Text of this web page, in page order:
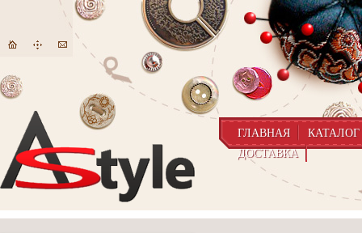
ГЛАВНАЯ
КАТАЛОГ
ДОСТАВКА